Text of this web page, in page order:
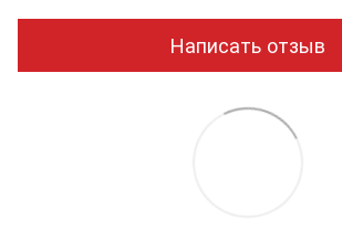
Написать отзыв